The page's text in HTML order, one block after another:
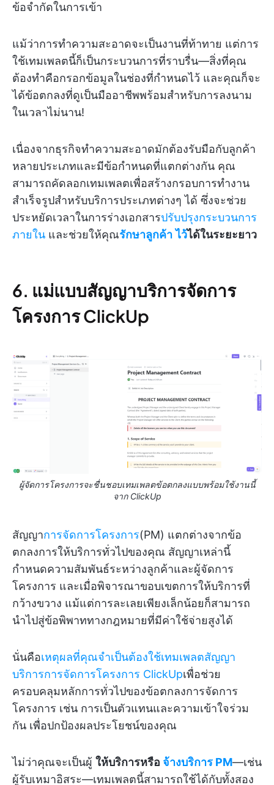
ข้อจำกัดในการเข้า
แม้ว่าการทำความสะอาดจะเป็นงานที่ท้าทาย แต่การ
ใช้เทมเพลตนี้ก็เป็นกระบวนการที่ราบรื่น—สิ่งที่คุณ
ต้องทำคือกรอกข้อมูลในช่องที่กำหนดไว้ และคุณก็จะ
ได้ข้อตกลงที่ดูเป็นมืออาชีพพร้อมสำหรับการลงนาม
ในเวลาไม่นาน!
เนื่องจากธุรกิจทำความสะอาดมักต้องรับมือกับลูกค้า
หลายประเภทและมีข้อกำหนดที่แตกต่างกัน คุณ
สามารถคัดลอกเทมเพลตเพื่อสร้างกรอบการทำงาน
สำเร็จรูปสำหรับบริการประเภทต่างๆ ได้ ซึ่งจะช่วย
ประหยัดเวลาในการร่างเอกสารปรับปรุงกระบวนการ
ภายใน และช่วยให้คุณรักษาลูกค้า ไว้ได้ในระยะยาว
6. แม่แบบสัญญาบริการจัดการ
โครงการ ClickUp
ผู้จัดการโครงการจะชื่นชอบเทมเพลตข้อตกลงแบบพร้อมใช้งานนี้
จาก ClickUp
สัญญาการจัดการโครงการ(PM) แตกต่างจากข้อ
ตกลงการให้บริการทั่วไปของคุณ สัญญาเหล่านี้
กำหนดความสัมพันธ์ระหว่างลูกค้าและผู้จัดการ
โครงการ และเมื่อพิจารณาขอบเขตการให้บริการที่
กว้างขวาง แม้แต่การละเลยเพียงเล็กน้อยก็สามารถ
นำไปสู่ข้อพิพาททางกฎหมายที่มีค่าใช้จ่ายสูงได้
นั่นคือเหตุผลที่คุณจำเป็นต้องใช้เทมเพลตสัญญา
บริการการจัดการโครงการ ClickUpเพื่อช่วย
ครอบคลุมหลักการทั่วไปของข้อตกลงการจัดการ
โครงการ เช่น การเป็นตัวแทนและความเข้าใจร่วม
กัน เพื่อปกป้องผลประโยชน์ของคุณ
ไม่ว่าคุณจะเป็นผู้ ให้บริการหรือ จ้างบริการ PM—เช่น
ผู้รับเหมาอิสระ—เทมเพลตนี้สามารถใช้ได้กับทั้งสอง